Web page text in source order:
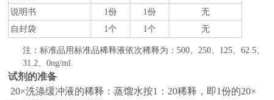
说明书
1份 1份
无
自封袋
1个 1个 无
注：标准品用标准品稀释液依次稀释为：500、250、125、62.5、
31.2、0ng/ml.
试剂的准备
20×洗涤缓冲液的稀释：蒸馏水按1：20稀释，即1份的20×